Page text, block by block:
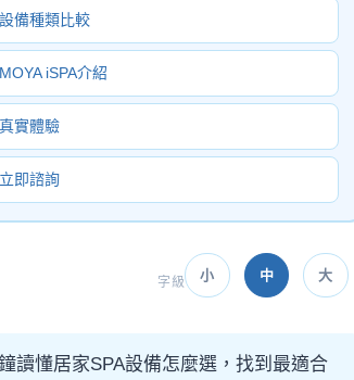
備種類比較
iSPA介紹
實體驗
即諮詢
字級 小 中 大
讀懂居家SPA設備怎麼選，找到最適合